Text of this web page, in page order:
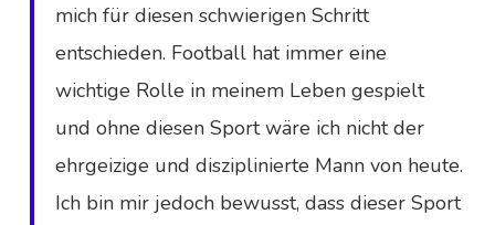
mich für diesen schwierigen Schritt
entschieden. Football hat immer eine
wichtige Rolle in meinem Leben gespielt
und ohne diesen Sport wäre ich nicht der
ehrgeizige und disziplinierte Mann von heute.
Ich bin mir jedoch bewusst, dass dieser Sport